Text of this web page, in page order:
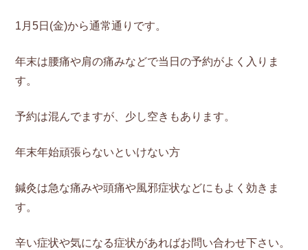
1月5日(金)から通常通りです。
年末は腰痛や肩の痛みなどで当日の予約がよく入りま
す。
予約は混んでますが、少し空きもあります。
年末年始頑張らないといけない方
鍼灸は急な痛みや頭痛や風邪症状などにもよく効きま
す。
辛い症状や気になる症状があればお問い合わせ下さい。